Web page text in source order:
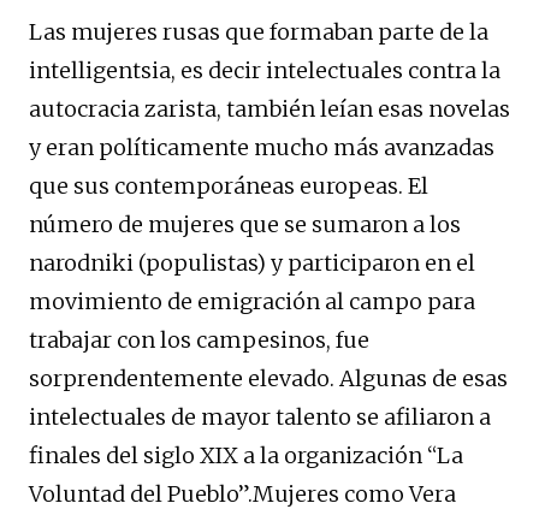
Las mujeres rusas que formaban parte de la
intelligentsia, es decir intelectuales contra la
autocracia zarista, también leían esas novelas
y eran políticamente mucho más avanzadas
que sus contemporáneas europeas. El
número de mujeres que se sumaron a los
narodniki (populistas) y participaron en el
movimiento de emigración al campo para
trabajar con los campesinos, fue
sorprendentemente elevado. Algunas de esas
intelectuales de mayor talento se afiliaron a
finales del siglo XIX a la organización “La
Voluntad del Pueblo”.Mujeres como Vera